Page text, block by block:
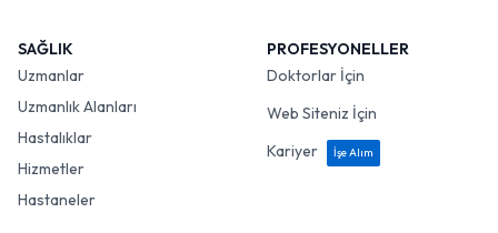
SAĞLIK
Uzmanlar
Uzmanlık Alanları
Hastalıklar
Hizmetler
Hastaneler
PROFESYONELLER
Doktorlar İçin
Web Siteniz İçin
Kariyer
İşe Alım